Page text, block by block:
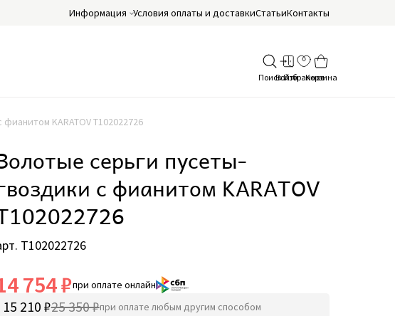
Информация Условия оплаты и доставкиСтатьиКонтакты
KARATOV Т102022726
серьги пусеты-
с фианитом KARATOV
Т102022726
754 ₽при оплате онлайн
15 210 ₽25 350 ₽при оплате любым другим способом